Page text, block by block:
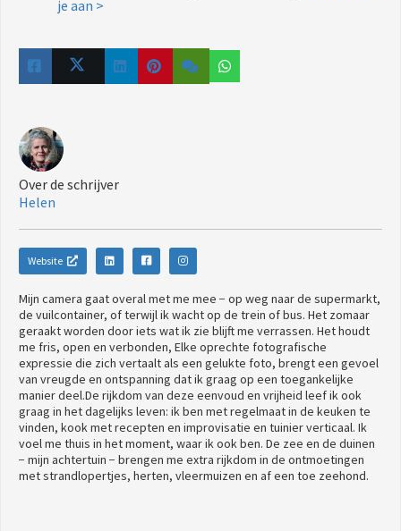
je aan >
Over de schrijver
Helen
Website
Mijn camera gaat overal met me mee − op weg naar de supermarkt,
de vuilcontainer, of terwijl ik wacht op de trein of bus. Het zomaar
geraakt worden door iets wat ik zie blijft me verrassen. Het houdt
me fris, open en verbonden, Elke oprechte fotografische
expressie die zich vertaalt als een gelukte foto, brengt een gevoel
van vreugde en ontspanning dat ik graag op een toegankelijke
manier deel.De rijkdom van deze eenvoud en vrijheid leef ik ook
graag in het dagelijks leven: ik ben met regelmaat in de keuken te
vinden, kook met recepten en improvisatie en tuinier verticaal. Ik
voel me thuis in het moment, waar ik ook ben. De zee en de duinen
− mijn achtertuin − brengen me extra rijkdom in de ontmoetingen
met strandlopertjes, herten, vleermuizen en af een toe zeehond.